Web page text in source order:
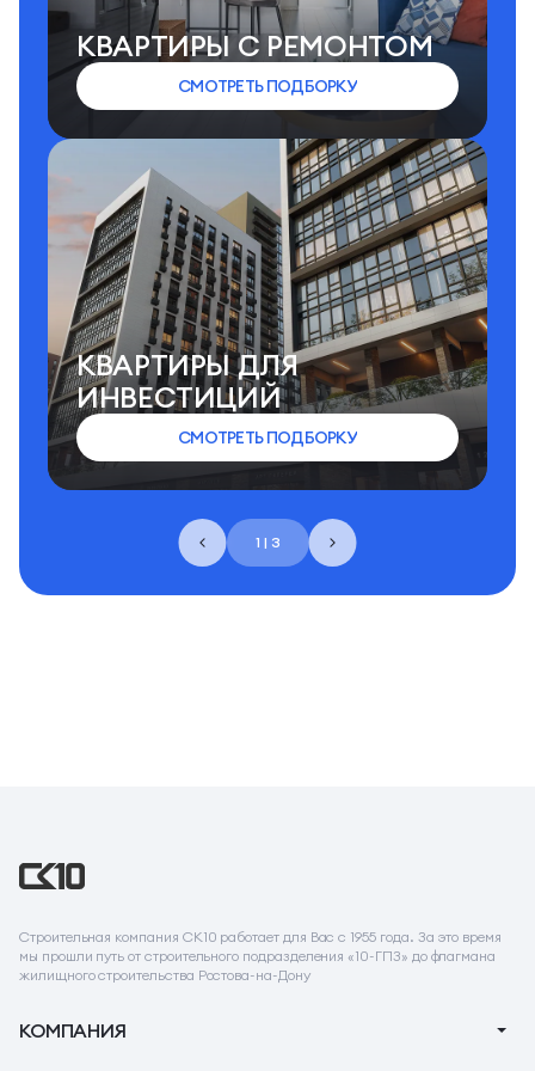
1 | 3
КВАРТИРЫ C РЕМОНТОМ
СМОТРЕТЬ ПОДБОРКУ
КВАРТИРЫ ДЛЯ
ИНВЕСТИЦИЙ
СМОТРЕТЬ ПОДБОРКУ
Строительная компания СК10 работает для Вас с 1955 года. За это время
мы прошли путь от строительного подразделения «10-ГПЗ» до флагмана
жилищного строительства Ростова-на-Дону
КОМПАНИЯ